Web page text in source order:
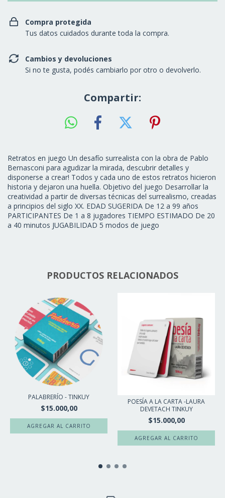
Compra protegida
Tus datos cuidados durante toda la compra.
Cambios y devoluciones
Si no te gusta, podés cambiarlo por otro o devolverlo.
Compartir:
Retratos en juego Un desafío surrealista con la obra de Pablo
Bernasconi para agudizar la mirada, descubrir detalles y
disponerse a crear! Todos y cada uno de estos retratos hicieron
historia y dejaron una huella. Objetivo del juego Desarrollar la
creatividad a partir de diversas técnicas del surrealismo, creadas
a principios del siglo XX. EDAD SUGERIDA De 12 a 99 años
PARTICIPANTES De 1 a 8 jugadores TIEMPO ESTIMADO De 20
a 40 minutos JUGABILIDAD 5 modos de juego
PRODUCTOS RELACIONADOS
PALABRERÍO - TINKUY
$15.000,00
POESÍA A LA CARTA -LAURA
DEVETACH TINKUY
$15.000,00